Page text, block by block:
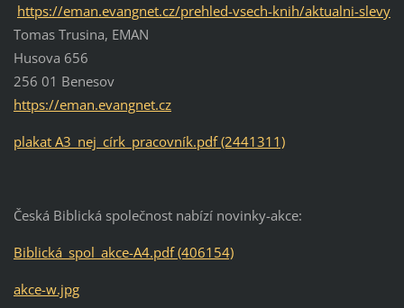
https://eman.evangnet.cz/prehled-vsech-knih/aktualni-slevy
Tomas Trusina, EMAN
Husova 656
256 01 Benesov
https://eman.evangnet.cz
plakat A3_nej_círk_pracovník.pdf (2441311)
Česká Biblická společnost nabízí novinky-akce:
Biblická_spol_akce-A4.pdf (406154)
akce-w.jpg